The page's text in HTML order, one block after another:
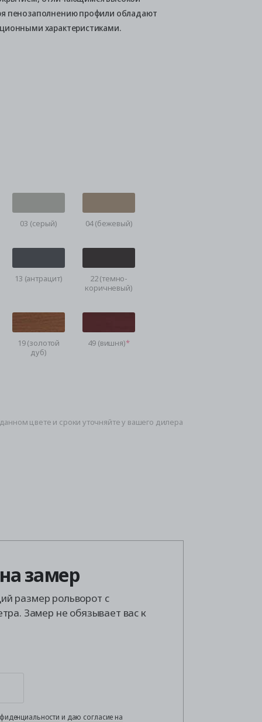
пенозаполнению профили обладают
характеристиками.
03 (серый) 04 (бежевый)
13 (антрацит)
22 (темно-
коричневый)
19 (золотой
дуб)
49 (вишня)
цвете и сроки уточняйте у вашего дилера
замер
размер рольворот с
Замер не обязывает вас к
и даю согласие на